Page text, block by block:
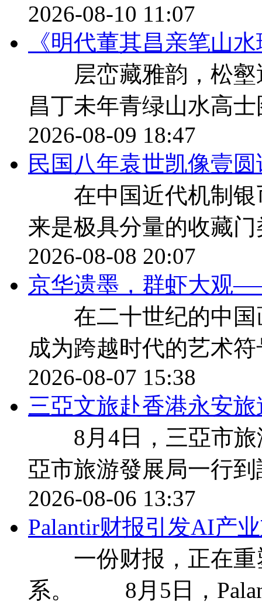
2026-08-10 11:07
《明代董其昌亲笔山
层峦藏雅韵，松壑
昌丁未年青绿山水
2026-08-09 18:47
民国八年袁世凯像壹
在中国近代机制银
来是极具分量的收藏
2026-08-08 20:07
京华遗墨，群虾大观
在二十世纪的中国
成为跨越时代的艺术
2026-08-07 15:38
三亞文旅赴香港永安
8月4日，三亞市旅
亞市旅游發展局一行
2026-08-06 13:37
Palantir财报引发AI产
一份财报，正在重
系。 8月5日，